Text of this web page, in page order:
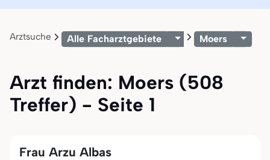
Arztsuche Alle Facharztgebiete Moers
Arzt finden: Moers (508
Treffer) - Seite 1
Frau Arzu Albas